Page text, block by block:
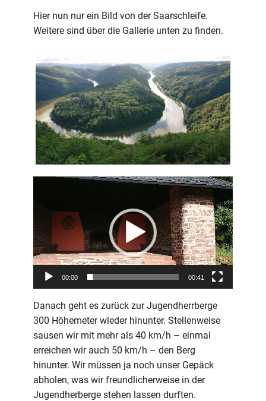
Hier nun nur ein Bild von der Saarschleife.
Weitere sind über die Gallerie unten zu finden.
00:00 00:41
Danach geht es zurück zur Jugendherrberge
300 Höhemeter wieder hinunter. Stellenweise
sausen wir mit mehr als 40 km/h – einmal
erreichen wir auch 50 km/h – den Berg
hinunter. Wir müssen ja noch unser Gepäck
abholen, was wir freundlicherweise in der
Jugendherberge stehen lassen durften.